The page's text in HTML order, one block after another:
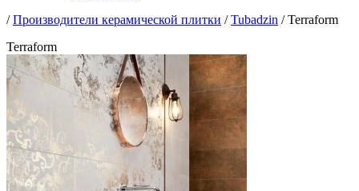
/Производители керамической плитки /Tubadzin / Terraform
Terraform